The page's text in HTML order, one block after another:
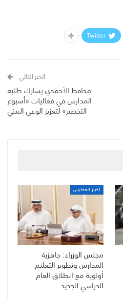
Twitter
الخبر التالي
محافظ الأحمدي يشارك طلبة
المدارس في فعاليات «أسبوع
التخضير» لتعزيز الوعي البيئي
أخبار المدارس
مجلس الوزراء: جاهزية
المدارس وتطوير التعليم
أولوية مع انطلاق العام
الدراسي الجديد